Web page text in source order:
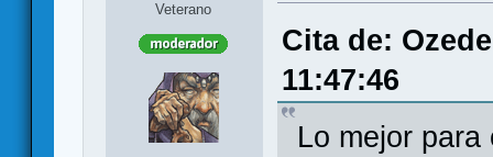
Veterano
Cita de:
11:47:46
Lo mejor